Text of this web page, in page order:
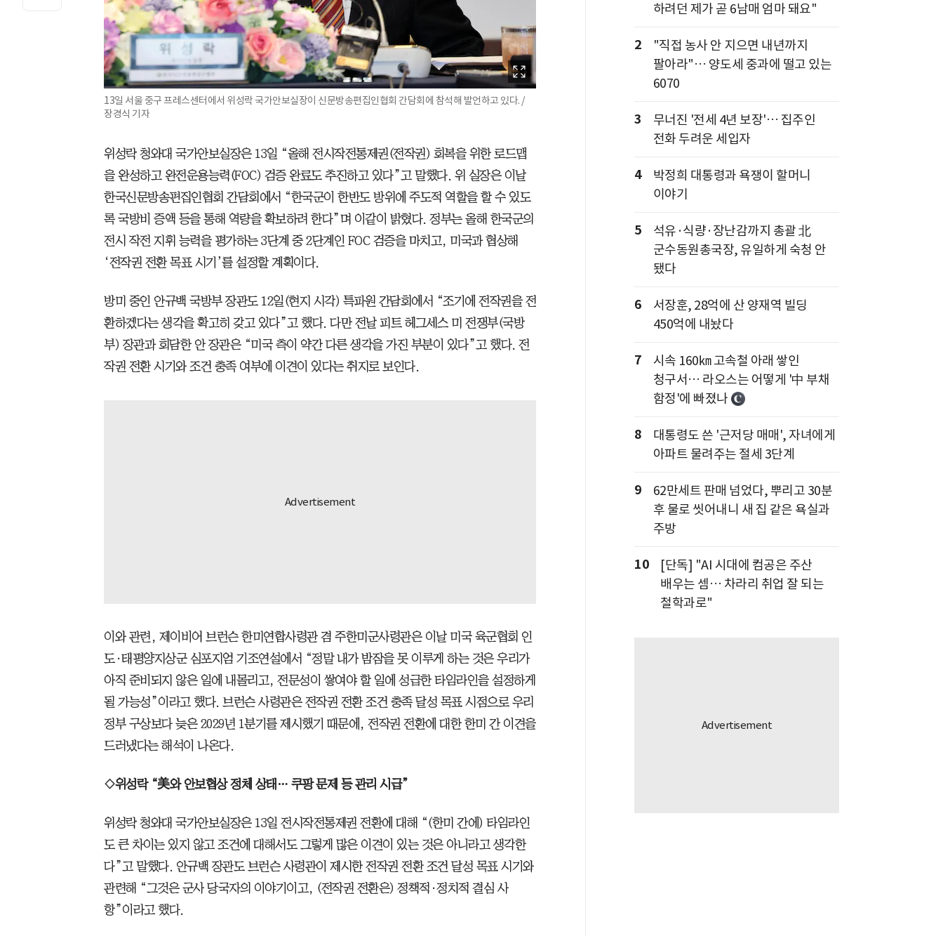
13일 서울 중구 프레스센터에서 위성락 국가안보실장이 신문방송편집인협회 간담회에 참석해 발언하고 있다. /
장경식 기자
위성락 청와대 국가안보실장은 13일 “올해 전시작전통제권(전작권) 회복을 위한 로드맵
을 완성하고 완전운용능력(FOC) 검증 완료도 추진하고 있다”고 말했다. 위 실장은 이날
한국신문방송편집인협회 간담회에서 “한국군이 한반도 방위에 주도적 역할을 할 수 있도
록 국방비 증액 등을 통해 역량을 확보하려 한다”며 이같이 밝혔다. 정부는 올해 한국군의
전시 작전 지휘 능력을 평가하는 3단계 중 2단계인 FOC 검증을 마치고, 미국과 협상해
‘전작권 전환 목표 시기’를 설정할 계획이다.
방미 중인 안규백 국방부 장관도 12일(현지 시각) 특파원 간담회에서 “조기에 전작권을 전
환하겠다는 생각을 확고히 갖고 있다”고 했다. 다만 전날 피트 헤그세스 미 전쟁부(국방
부) 장관과 회담한 안 장관은 “미국 측이 약간 다른 생각을 가진 부분이 있다”고 했다. 전
작권 전환 시기와 조건 충족 여부에 이견이 있다는 취지로 보인다.
이와 관련, 제이비어 브런슨 한미연합사령관 겸 주한미군사령관은 이날 미국 육군협회 인
도·태평양지상군 심포지엄 기조연설에서 “정말 내가 밤잠을 못 이루게 하는 것은 우리가
아직 준비되지 않은 일에 내몰리고, 전문성이 쌓여야 할 일에 성급한 타임라인을 설정하게
될 가능성”이라고 했다. 브런슨 사령관은 전작권 전환 조건 충족 달성 목표 시점으로 우리
정부 구상보다 늦은 2029년 1분기를 제시했기 때문에, 전작권 전환에 대한 한미 간 이견을
드러냈다는 해석이 나온다.
◇위성락 “美와 안보협상 정체 상태… 쿠팡 문제 등 관리 시급”
위성락 청와대 국가안보실장은 13일 전시작전통제권 전환에 대해 “(한미 간에) 타임라인
도 큰 차이는 있지 않고 조건에 대해서도 그렇게 많은 이견이 있는 것은 아니라고 생각한
다”고 말했다. 안규백 장관도 브런슨 사령관이 제시한 전작권 전환 조건 달성 목표 시기와
관련해 “그것은 군사 당국자의 이야기이고, (전작권 전환은) 정책적·정치적 결심 사
항”이라고 했다.
하려던 제가 곧 6남매 엄마 돼요"
2
"직접 농사 안 지으면 내년까지
팔아라"… 양도세 중과에 떨고 있는
6070
3
무너진 '전세 4년 보장'… 집주인
전화 두려운 세입자
4
박정희 대통령과 욕쟁이 할머니
이야기
5
석유·식량·장난감까지 총괄 北
군수동원총국장, 유일하게 숙청 안
됐다
6
서장훈, 28억에 산 양재역 빌딩
450억에 내놨다
7
시속 160㎞ 고속철 아래 쌓인
청구서… 라오스는 어떻게 '中 부채
함정'에 빠졌나
8
대통령도 쓴 '근저당 매매', 자녀에게
아파트 물려주는 절세 3단계
9
62만세트 판매 넘었다, 뿌리고 30분
후 물로 씻어내니 새 집 같은 욕실과
주방
10
[단독] "AI 시대에 컴공은 주산
배우는 셈… 차라리 취업 잘 되는
철학과로"